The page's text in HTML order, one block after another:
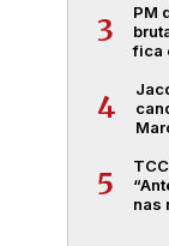
3
PM
fica
4
5
nas